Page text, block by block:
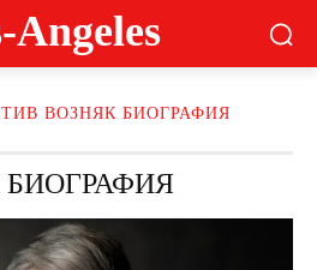
Angeles
ВОЗНЯК БИОГРАФИЯ